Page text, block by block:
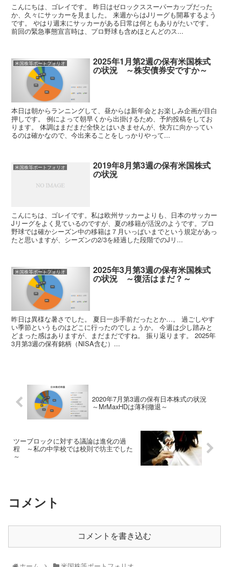
こんにちは、ゴレイです。 昨日はゼロックススーパーカップだった
か、久々にサッカーを見ました。 来週からはJリーグも開幕するよう
です。 やはり週末にサッカーがある日常は何ともありがたいです。
前回の緊急事態宣言時は、プロ野球も含めほとんどのス...
米国株等ポートフォリオ 2025年1月第2週の保有米国株式
の状況 ～株安債券安ですか～
本日は朝からランニングして、昼からは新年会とお楽しみ企画が目白
押しです。 例によって朝早くから出掛けるため、予約投稿をしてお
ります。 体調はまだまだ全快とはいきませんが、快方に向かってい
るのは確かなので、今出来ることをしっかりやって...
米国株等ポートフォリオ 2019年8月第3週の保有米国株式
の状況
こんにちは、ゴレイです。私は欧州サッカーよりも、日本のサッカー
Jリーグをよく見ているのですが、夏の移籍が活況のようです。プロ
野球では確かシーズン中の移籍は７月いっぱいまでという規定があっ
たと思いますが、シーズンの2/3を経過した段階でのJリ...
米国株等ポートフォリオ 2025年3月第3週の保有米国株式
の状況 ～復活はまだ？～
昨日は異様な暑さでした。 夏日一歩手前だったとか…。 過ごしやす
い季節というものはどこに行ったのでしょうか。 今週は少し踏みと
どまった感はありますが、まだまだですね。 振り返ります。 2025年
3月第3週の保有銘柄（NISA含む）...
2020年7月第3週の保有日本株式の状況
～MrMaxHDは薄利撤退～
ツーブロックに対する議論は進化の過
程 ～私の中学校では校則で坊主でした
～
コメント
コメントを書き込む